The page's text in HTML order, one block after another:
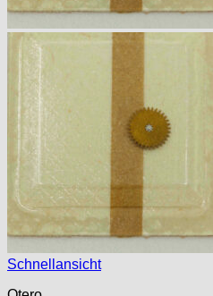
Schnellansicht